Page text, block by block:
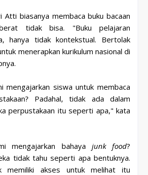
Atti biasanya membaca buku bacaan
tidak bisa. "Buku pelajaran
hanya tidak kontekstual. Bertolak
menerapkan kurikulum nasional di
mengajarkan siswa untuk membaca
Padahal, tidak ada dalam
perpustakaan itu seperti apa," kata
mengajarkan bahaya junk food?
tidak tahu seperti apa bentuknya.
memiliki akses untuk melihat itu